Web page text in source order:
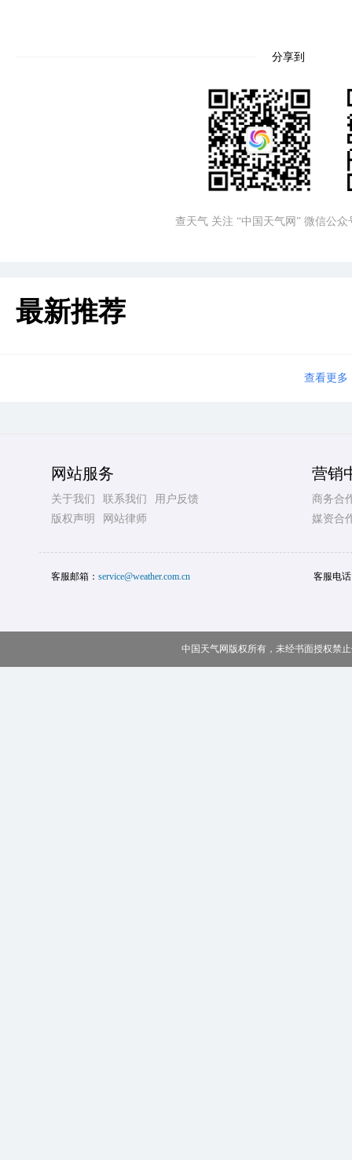
分享到
查天气 关注 “中国天气网” 微信公众
最新推荐
查看更多
网站服务
关于我们 联系我们
用户反馈
版权声明
网站律师
营销
商务合
媒资合
客服邮箱： service@weather.com.cn 客服电
中国天气网版权所有，未经书面授权